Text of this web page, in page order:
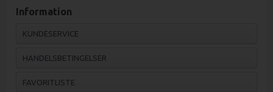
Information
KUNDESERVICE
HANDELSBETINGELSER
FAVORITLISTE